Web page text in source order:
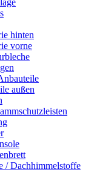
hinten
vorne
außen
/ Dachhimmelstoffe